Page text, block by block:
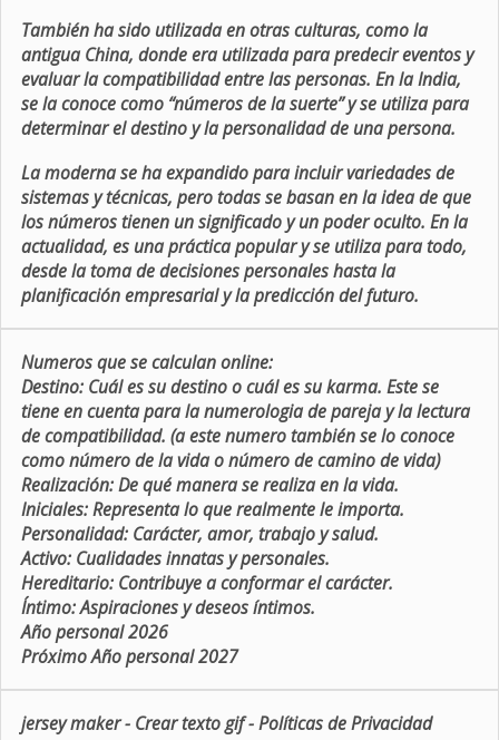
También ha sido utilizada en otras culturas, como la
antigua China, donde era utilizada para predecir eventos y
evaluar la compatibilidad entre las personas. En la India,
se la conoce como “números de la suerte” y se utiliza para
determinar el destino y la personalidad de una persona.
La moderna se ha expandido para incluir variedades de
sistemas y técnicas, pero todas se basan en la idea de que
los números tienen un significado y un poder oculto. En la
actualidad, es una práctica popular y se utiliza para todo,
desde la toma de decisiones personales hasta la
planificación empresarial y la predicción del futuro.
Numeros que se calculan online:
Destino: Cuál es su destino o cuál es su karma. Este se
tiene en cuenta para la numerologia de pareja y la lectura
de compatibilidad. (a este numero también se lo conoce
como número de la vida o número de camino de vida)
Realización:De qué manera se realiza en la vida.
Iniciales:Representa lo que realmente le importa.
Personalidad:Carácter, amor, trabajo y salud.
Activo:Cualidades innatas y personales.
Hereditario:Contribuye a conformar el carácter.
Íntimo:Aspiraciones y deseos íntimos.
Año personal 2026
Próximo Año personal 2027
jersey maker- Crear texto gif-Políticas de Privacidad